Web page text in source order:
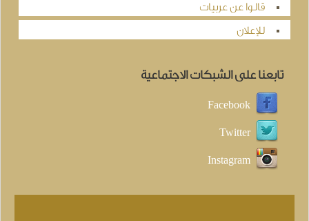
قالوا عن عربيات
للإعلان
تابعنا على الشبكات الاجتماعية
Facebook
Twitter
Instagram